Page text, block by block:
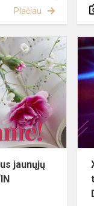
Plačiau
“IN
COR...
jaunųjų